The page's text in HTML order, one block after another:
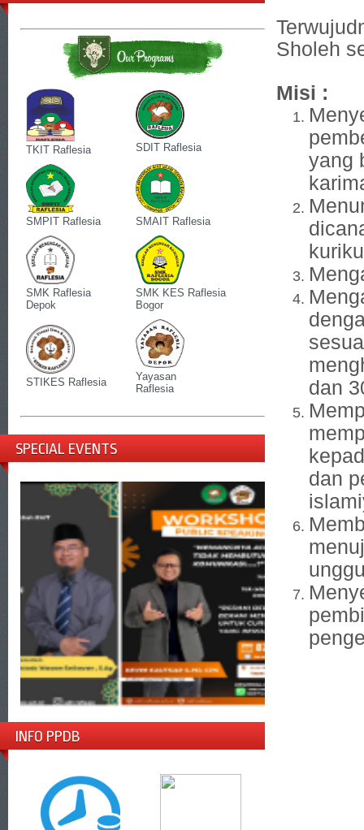
TKIT Raflesia SDIT Raflesia
SMPIT Raflesia SMAIT Raflesia
SMK Raflesia
Depok
SMK KES Raflesia
Bogor
STIKES Raflesia
Yayasan
Raflesia
SPECIAL EVENTS
INFO PPDB
Sholeh
Misi :
yang
dan
dan